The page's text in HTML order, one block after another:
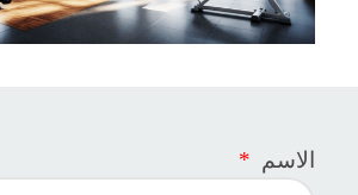
* الاسم